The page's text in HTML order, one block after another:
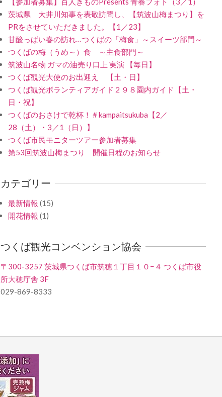
茨城県 大井川知事を表敬訪問し、【筑波山梅まつり】を
PRをさせていただきました。【1／23】
甘酸っぱい春の訪れ…つくばの「梅食」～スイーツ部門～
つくばの梅（うめ～）食 ～主食部門～
筑波山名物 ガマの油売り口上 実演 【毎日】
つくば観光大使のお出迎え 【土・日】
つくば観光ボランティアガイド２９８園内ガイド【土・
日・祝】
つくばのおさけで乾杯！＃kampaitsukuba【2／
28（土）・3／1（日）】
つくば市民モニターツアー参加者募集
第53回筑波山梅まつり 開催日程のお知らせ
カテゴリー
最新情報 (15)
開花情報 (1)
つくば観光コンベンション協会
〒300-3257 茨城県つくば市筑穂１丁目１０−４ つくば市役
所大穂庁舎 3F
029-869-8333